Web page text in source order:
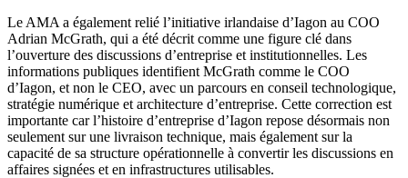
Le AMA a également relié l’initiative irlandaise d’Iagon au COO
Adrian McGrath, qui a été décrit comme une figure clé dans
l’ouverture des discussions d’entreprise et institutionnelles. Les
informations publiques identifient McGrath comme le COO
d’Iagon, et non le CEO, avec un parcours en conseil technologique,
stratégie numérique et architecture d’entreprise. Cette correction est
importante car l’histoire d’entreprise d’Iagon repose désormais non
seulement sur une livraison technique, mais également sur la
capacité de sa structure opérationnelle à convertir les discussions en
affaires signées et en infrastructures utilisables.